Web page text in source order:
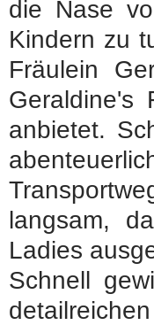
die Nase
Kindern zu
Fräulein
Geraldine's
anbietet.
langsam,
Ladies
Schnell